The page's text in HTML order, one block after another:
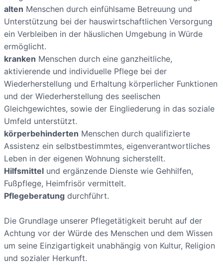
alten Menschen durch einfühlsame Betreuung und
Unterstützung bei der hauswirtschaftlichen Versorgung
ein Verbleiben in der häuslichen Umgebung in Würde
ermöglicht.
kranken Menschen durch eine ganzheitliche,
aktivierende und individuelle Pflege bei der
Wiederherstellung und Erhaltung körperlicher Funktionen
und der Wiederherstellung des seelischen
Gleichgewichtes, sowie der Eingliederung in das soziale
Umfeld unterstützt.
körperbehinderten Menschen durch qualifizierte
Assistenz ein selbstbestimmtes, eigenverantwortliches
Leben in der eigenen Wohnung sicherstellt.
Hilfsmittel und ergänzende Dienste wie Gehhilfen,
Fußpflege, Heimfrisör vermittelt.
Pflegeberatung durchführt.
Die Grundlage unserer Pflegetätigkeit beruht auf der
Achtung vor der Würde des Menschen und dem Wissen
um seine Einzigartigkeit unabhängig von Kultur, Religion
und sozialer Herkunft.